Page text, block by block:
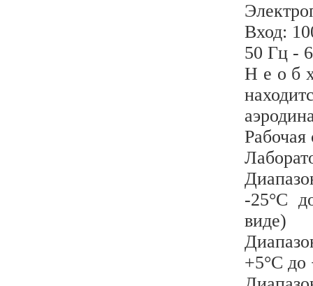
Вход:
50 Гц -
Н е о б
Рабочая
-25°C
виде)
+5°C до